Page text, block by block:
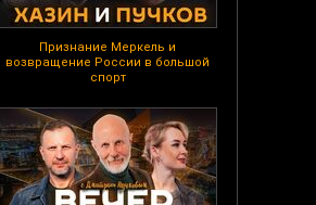
Признание Меркель и
возвращение России в большой
спорт